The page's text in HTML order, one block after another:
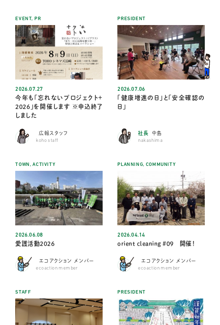
EVENT, PR
2026.07.27
今年も「忘れないプロジェクト＋
2026」を開催します ※申込終了
しました
広報スタッフ
koho staff
PRESIDENT
2026.07.06
「健康増進の日」と「安全確認の
日」
社長 中島
nakashima
TOWN , ACTIVITY
2026.06.08
愛護活動2026
エコアクション メンバー
ecoaction member
PLANNING, COMMUNITY
2026.04.14
orient cleaning #09 開催！
エコアクション メンバー
ecoaction member
STAFF PRESIDENT